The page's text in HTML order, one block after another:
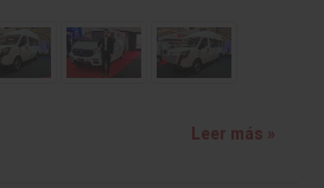
Leer más »